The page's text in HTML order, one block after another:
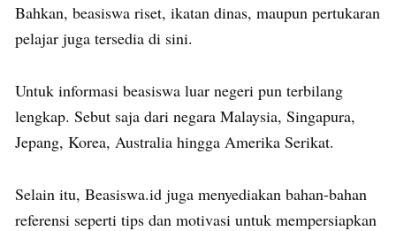
Bahkan, beasiswa riset, ikatan dinas, maupun pertukaran
pelajar juga tersedia di sini.
Untuk informasi beasiswa luar negeri pun terbilang
lengkap. Sebut saja dari negara Malaysia, Singapura,
Jepang, Korea, Australia hingga Amerika Serikat.
Selain itu, Beasiswa.id juga menyediakan bahan-bahan
referensi seperti tips dan motivasi untuk mempersiapkan